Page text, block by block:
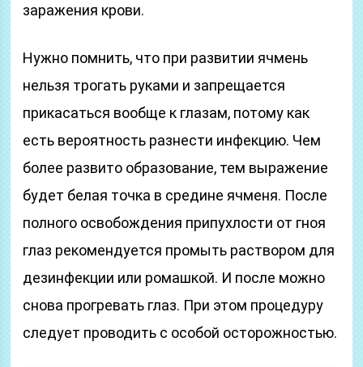
заражения крови.
Нужно помнить, что при развитии ячмень
нельзя трогать руками и запрещается
прикасаться вообще к глазам, потому как
есть вероятность разнести инфекцию. Чем
более развито образование, тем выражение
будет белая точка в средине ячменя. После
полного освобождения припухлости от гноя
глаз рекомендуется промыть раствором для
дезинфекции или ромашкой. И после можно
снова прогревать глаз. При этом процедуру
следует проводить с особой осторожностью.